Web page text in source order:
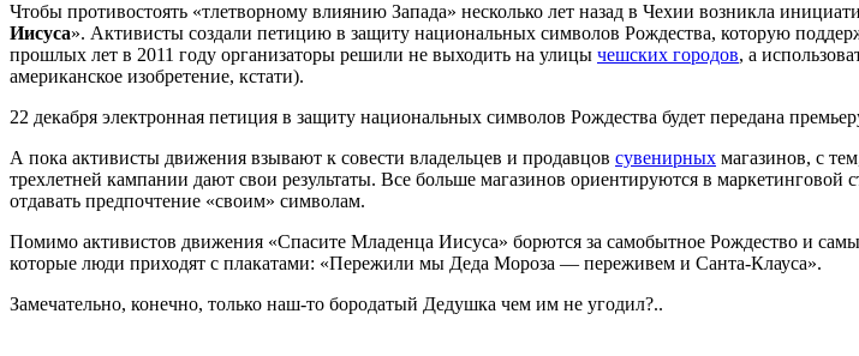
Чтобы противостоять «тлетворному влиянию Запада» несколько лет назад в Чехии возникла
Иисуса». Активисты создали петицию в защиту национальных символов Рождества, которую
прошлых лет в 2011 году организаторы решили не выходить на улицы чешских городов, а
американское изобретение, кстати).
22 декабря электронная петиция в защиту национальных символов Рождества будет передана
А пока активисты движения взывают к совести владельцев и продавцов сувенирных магазинов, с
трехлетней кампании дают свои результаты. Все больше магазинов ориентируются в
отдавать предпочтение «своим» символам.
Помимо активистов движения «Спасите Младенца Иисуса» борются за самобытное Рождество и
которые люди приходят с плакатами: «Пережили мы Деда Мороза — переживем и Санта-Клауса».
Замечательно, конечно, только наш-то бородатый Дедушка чем им не угодил?..